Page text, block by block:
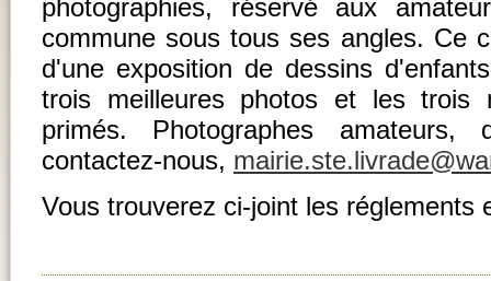
photographies, réservé aux
commune sous tous ses angles. Ce
d'une exposition de dessins
trois meilleures photos et les trois
primés. Photographes amateurs,
contactez-nous,
Vous trouverez ci-joint les réglements